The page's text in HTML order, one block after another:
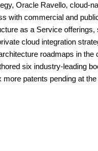
Oracle Ravello, cloud-
with commercial and
as a Service offerings,
cloud integration
roadmaps in the
six industry-leading
patents pending at